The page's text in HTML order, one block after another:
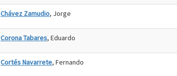
Chávez Zamudio, Jorge
Corona Tabares, Eduardo
Cortés Navarrete, Fernando